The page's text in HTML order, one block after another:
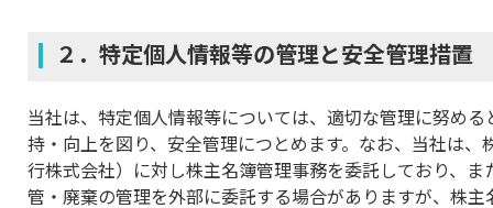
２．特定個人情報等の管理と安全管理措置
当社は、特定個人情報等については、適切な管理に努め
持・向上を図り、安全管理につとめます。なお、当社は
行株式会社）に対し株主名簿管理事務を委託しており、
管・廃棄の管理を外部に委託する場合がありますが、株